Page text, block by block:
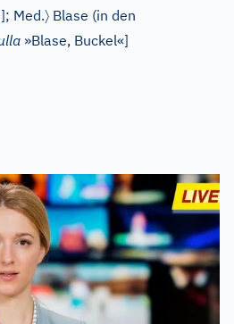
; Med.〉 Blase (in den
»Blase, Buckel«]